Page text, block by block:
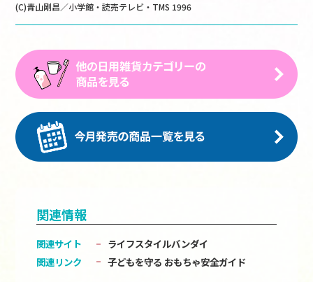
(C)青山剛昌／小学館・読売テレビ・TMS 1996
関連情報
関連サイト
ライフスタイルバンダイ
関連リンク
子どもを守る おもちゃ安全ガイド